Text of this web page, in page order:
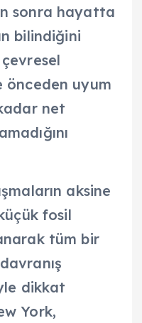
sonra hayatta
bilindiğini
önceden uyum
net
aksine
fosil
tüm bir
dikkat
York,